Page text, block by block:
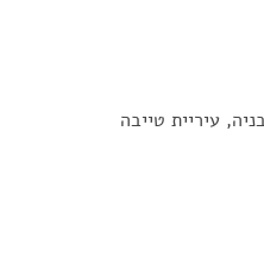
עיריית טייבה